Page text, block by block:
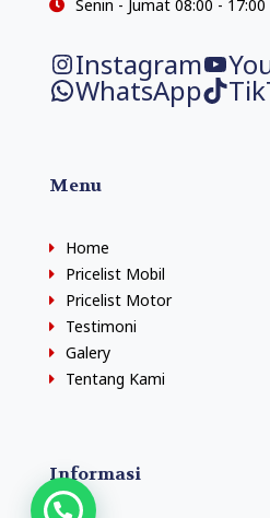
Senin - Jumat 08:00 - 17:00
Instagram
WhatsApp
Menu
Home
Pricelist Mobil
Pricelist Motor
Testimoni
Galery
Tentang Kami
Informasi